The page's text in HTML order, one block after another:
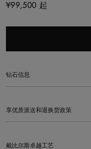
Forever”服务，
Original price
¥99,500 起
钻石信息
享优质派送和退换货政策
戴比尔斯卓越工艺